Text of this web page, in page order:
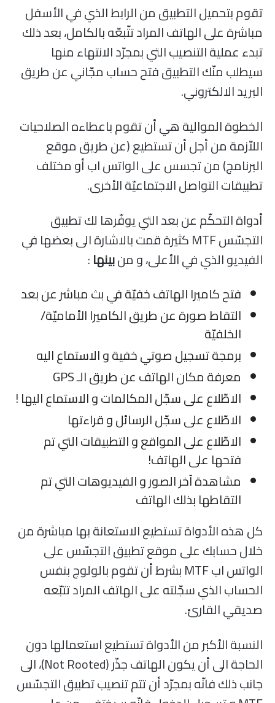
تقوم بتحميل التطبيق من الرابط الذي في الأسفل
مباشرة على الهاتف المراد تتّبعّه بالكامل، بعد ذلك
تبدء عملية التنصيب التي بمجرّد الانتهاء منها
سيطلب منّك التطبيق فتح حساب مجّاني عن طريق
البريد الالكتروني.
الخطوة الموالية هي أن تقوم باعطاءه الصلاحيات
اللاّزمة من أجل أن تستطيع (عن طريق موقع
البرنامج) من تجسس على الواتس اب أو مختلف
تطبيقات التواصل الاجتماعيّة الأخرى.
أدواة التحكّم عن بعد التي يوفّرها لك تطبيق
التجسّس MTF كثيرة قمت بالاشارة الى بعضها في
الفيديو الذي في الأعلى، و منبينها:
فتح كاميرا الهاتف خفيّة في بث مباشر عن بعد
التقاط صورة عن طريق الكاميرا الأماميّة/
الخلفيّة
برمجة تسجيل صوتي خفية و الاستماع اليه
معرفة مكان الهاتف عن طريق الـ GPS
الاطّلاع على سجّل المكالمات و الاستماع اليها !
الاطّلاع على سجّل الرسائل و قراءتها
الاطّلاع على المواقع و التطبيقات التي تم
فتحها على الهاتف!
مشاهدة آخر الصور و الفيديوهات التي تم
التقاطها بذلك الهاتف
كل هذه الأدواة تستطيع الاستعانة بها مباشرة من
خلال حسابك على موقع تطبيق التجسّس على
الواتس اب MTF بشرط أن تقوم بالولوج بنفس
الحساب الذي سجّلته على الهاتف المراد تتبّعه
صديقي القارئ.
النسبة الأكبر من الأدواة تستطيع استعمالها دون
الحاجة الى أن يكون الهاتف جذّر (Not Rooted)، الى
جانب ذلك فانّه بمجرّد أن تتم تنصيب تطبيق التجسّس